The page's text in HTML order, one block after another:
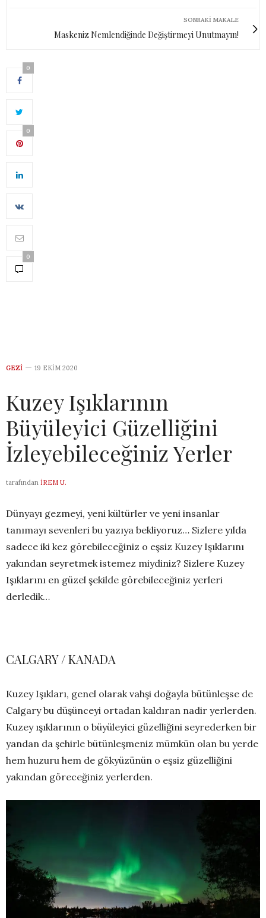
SONRAKI MAKALE
Maskeniz Nemlendiğinde Değiştirmeyi Unutmayın!
0
0
0
GEZI 19 EKIM 2020
Kuzey Işıklarının
Büyüleyici Güzelliğini
İzleyebileceğiniz Yerler
tarafından İREM U.
Dünyayı gezmeyi, yeni kültürler ve yeni insanlar
tanımayı sevenleri bu yazıya bekliyoruz… Sizlere yılda
sadece iki kez görebileceğiniz o eşsiz Kuzey Işıklarını
yakından seyretmek istemez miydiniz? Sizlere Kuzey
Işıklarını en güzel şekilde görebileceğiniz yerleri
derledik…
CALGARY / KANADA
Kuzey Işıkları, genel olarak vahşi doğayla bütünleşse de
Calgary bu düşünceyi ortadan kaldıran nadir yerlerden.
Kuzey ışıklarının o büyüleyici güzelliğini seyrederken bir
yandan da şehirle bütünleşmeniz mümkün olan bu yerde
hem huzuru hem de gökyüzünün o eşsiz güzelliğini
yakından göreceğiniz yerlerden.